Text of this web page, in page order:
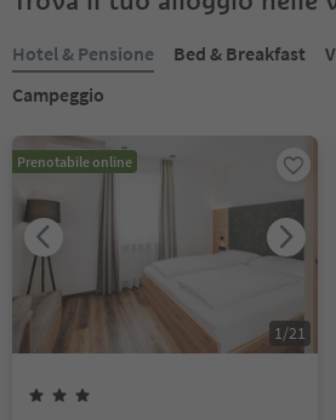
Hotel & Pensione Bed & Breakfast
Campeggio
Prenotabile online
1/21